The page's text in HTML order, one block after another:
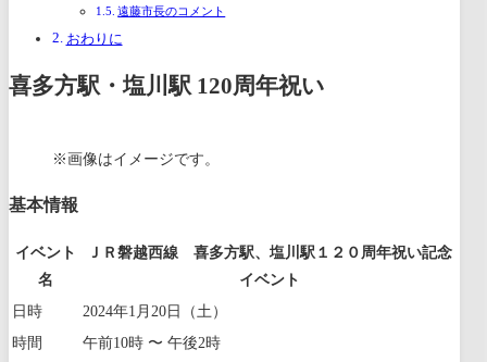
遠藤市長のコメント
おわりに
喜多方駅・塩川駅 120周年祝い
※画像はイメージです。
基本情報
イベント
名
ＪＲ磐越西線 喜多方駅、塩川駅１２０周年祝い記念
イベント
日時
2024年1月20日（土）
時間
午前10時 〜 午後2時